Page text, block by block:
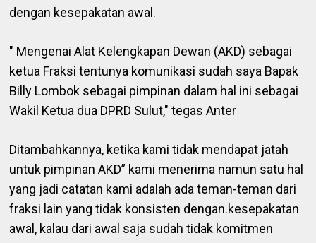
dengan kesepakatan awal.
" Mengenai Alat Kelengkapan Dewan (AKD) sebagai
ketua Fraksi tentunya komunikasi sudah saya Bapak
Billy Lombok sebagai pimpinan dalam hal ini sebagai
Wakil Ketua dua DPRD Sulut," tegas Anter
Ditambahkannya, ketika kami tidak mendapat jatah
untuk pimpinan AKD” kami menerima namun satu hal
yang jadi catatan kami adalah ada teman-teman dari
fraksi lain yang tidak konsisten dengan.kesepakatan
awal, kalau dari awal saja sudah tidak komitmen